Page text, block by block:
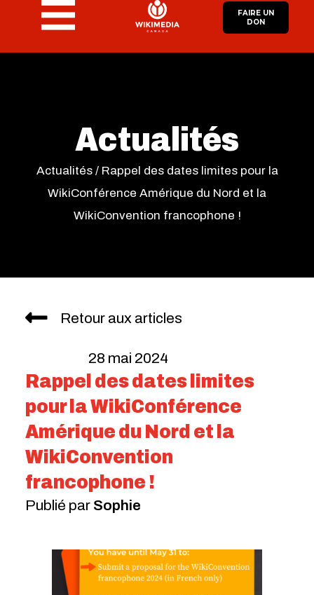
FAIRE UN
DON
Actualités
Actualités/ Rappel des dates limites pour la
WikiConférence Amérique du Nord et la
WikiConvention francophone !
Retour aux articles
28 mai 2024
Rappel des dates limites
pour la WikiConférence
Amérique du Nord et la
WikiConvention
francophone !
Publié par Sophie